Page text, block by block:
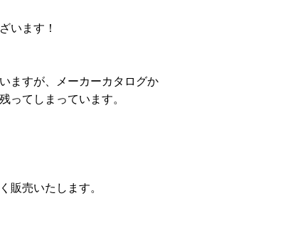
います！
ますが、メーカーカタログか
ってしまっています。
販売いたします。